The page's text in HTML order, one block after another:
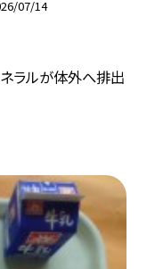
07/14
ラルが体外へ排出